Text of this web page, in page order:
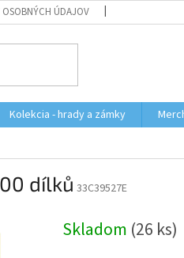
ÚDAJOV
Kolekcia - hrady a zámky
dílků 33C39527E
Skladom (26 ks)